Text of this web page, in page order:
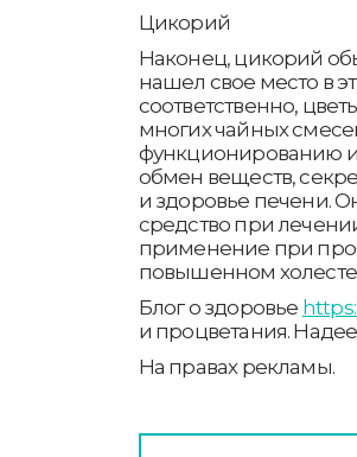
Цикорий
Наконец, цикорий
нашел свое место в
соответственно,
многих чайных
функционированию
обмен веществ,
и здоровье печени.
средство при
применение при
повышенном
Блог о здоровье
и процветания.
На правах рекламы.